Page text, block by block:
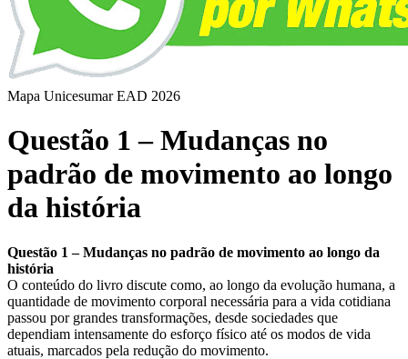
Mapa Unicesumar EAD 2026
Questão 1 – Mudanças no
padrão de movimento ao longo
da história
Questão 1 – Mudanças no padrão de movimento ao longo da
história
​O conteúdo do livro discute como, ao longo da evolução humana, a
quantidade de movimento corporal necessária para a vida cotidiana
passou por grandes transformações, desde sociedades que
dependiam intensamente do esforço físico até os modos de vida
atuais, marcados pela redução do movimento.